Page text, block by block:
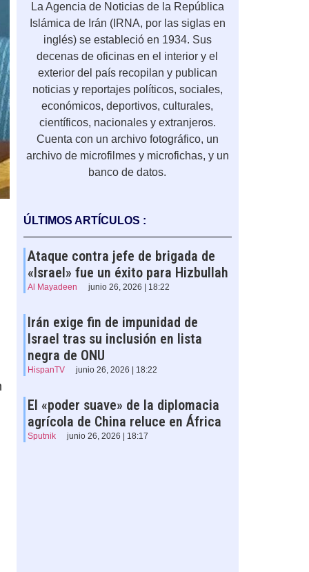
La Agencia de Noticias de la República
Islámica de Irán (IRNA, por las siglas en
inglés) se estableció en 1934. Sus
decenas de oficinas en el interior y el
exterior del país recopilan y publican
noticias y reportajes políticos, sociales,
económicos, deportivos, culturales,
científicos, nacionales y extranjeros.
Cuenta con un archivo fotográfico, un
archivo de microfilmes y microfichas, y un
banco de datos.
ÚLTIMOS ARTÍCULOS :
Ataque contra jefe de brigada de
«Israel» fue un éxito para Hizbullah
Al Mayadeen junio 26, 2026 | 18:22
Irán exige fin de impunidad de
Israel tras su inclusión en lista
negra de ONU
HispanTV junio 26, 2026 | 18:22
El «poder suave» de la diplomacia
agrícola de China reluce en África
Sputnik junio 26, 2026 | 18:17